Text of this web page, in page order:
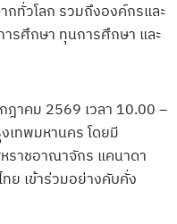
ทั่วโลก รวมถึงองค์กรและ
รศึกษา ทุนการศึกษา และ
ฎาคม 2569 เวลา 10.00 –
เทพมหานคร โดยมี
ราชอาณาจักร แคนาดา
ย เข้าร่วมอย่างคับคั่ง